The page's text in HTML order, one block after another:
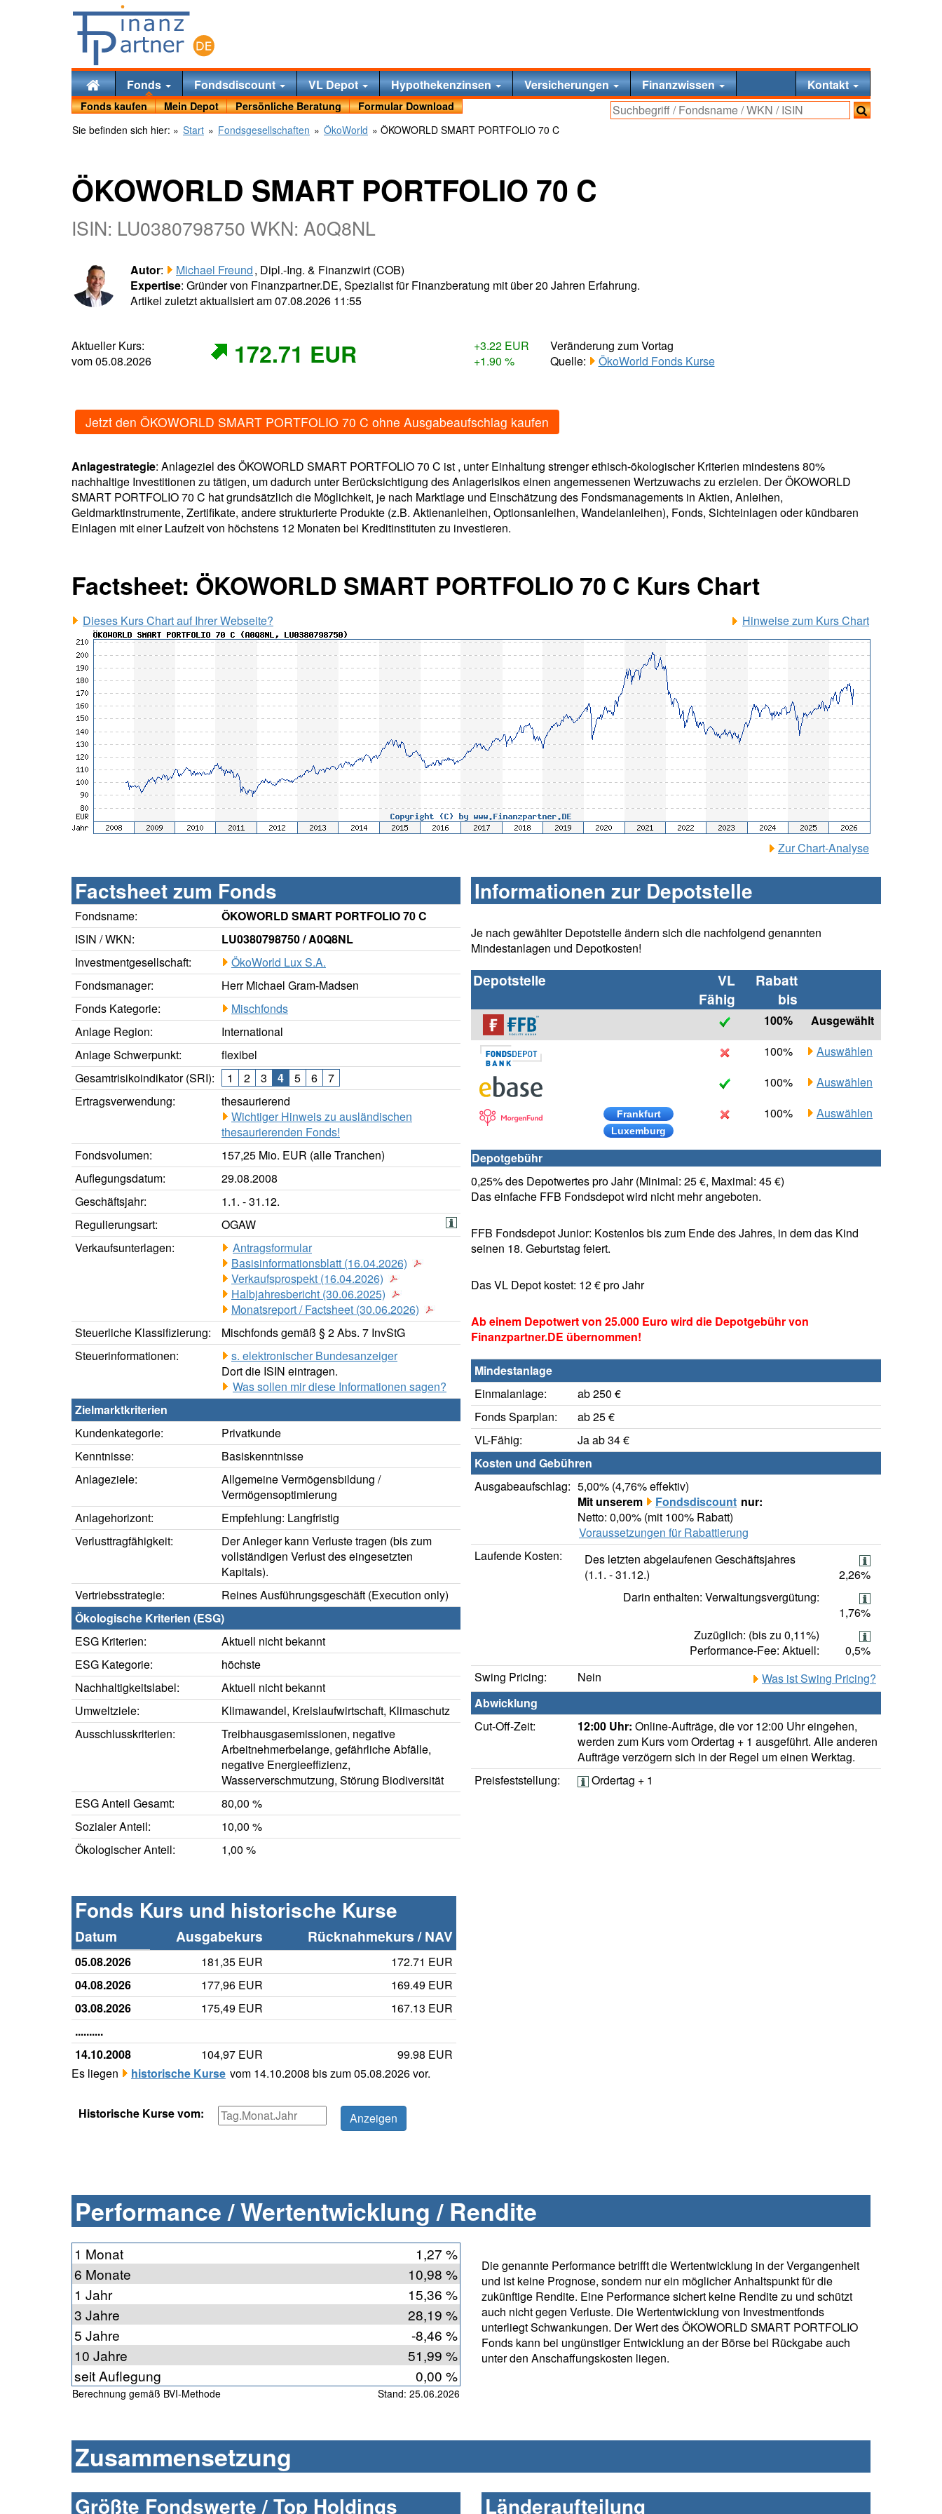
Fonds Fondsdiscount VL Depot Hypothekenzinsen Versicherungen Finanzwissen Kontakt
Fonds kaufen Mein Depot Persönliche Beratung
Formular Download
Sie befinden sich hier: » Start » Fondsgesellschaften » ÖkoWorld » ÖKOWORLD SMART PORTFOLIO 70 C
ÖKOWORLD SMART PORTFOLIO 70 C
ISIN: LU0380798750 WKN: A0Q8NL
Autor: Michael Freund, Dipl.-Ing. & Finanzwirt (COB)
Expertise: Gründer von Finanzpartner.DE, Spezialist für Finanzberatung mit über 20 Jahren Erfahrung.
Artikel zuletzt aktualisiert am 07.08.2026 11:55
Aktueller Kurs:
vom 05.08.2026
172.71 EUR
+3.22 EUR
+1.90 %
Veränderung zum Vortag
Quelle:
ÖkoWorld Fonds Kurse
Jetzt den ÖKOWORLD SMART PORTFOLIO 70 C ohne Ausgabeaufschlag kaufen
Anlagestrategie: Anlageziel des ÖKOWORLD SMART PORTFOLIO 70 C ist , unter Einhaltung strenger ethisch-ökologischer Kriterien mindestens 80%
nachhaltige Investitionen zu tätigen, um dadurch unter Berücksichtigung des Anlagerisikos einen angemessenen Wertzuwachs zu erzielen. Der ÖKOWORLD
SMART PORTFOLIO 70 C hat grundsätzlich die Möglichkeit, je nach Marktlage und Einschätzung des Fondsmanagements in Aktien, Anleihen,
Geldmarktinstrumente, Zertifikate, andere strukturierte Produkte (z.B. Aktienanleihen, Optionsanleihen, Wandelanleihen), Fonds, Sichteinlagen oder kündbaren
Einlagen mit einer Laufzeit von höchstens 12 Monaten bei Kreditinstituten zu investieren.
Factsheet: ÖKOWORLD SMART PORTFOLIO 70 C Kurs Chart
Dieses Kurs Chart auf Ihrer Webseite? Hinweise zum Kurs Chart
Zur Chart-Analyse
Factsheet zum Fonds
Fondsname:
ÖKOWORLD SMART PORTFOLIO 70 C
ISIN / WKN:
LU0380798750 / A0Q8NL
Investmentgesellschaft:
ÖkoWorld Lux S.A.
Fondsmanager:
Herr Michael Gram-Madsen
Fonds Kategorie:
Mischfonds
Anlage Region:
International
Anlage Schwerpunkt:
flexibel
Gesamtrisikoindikator (SRI):
1 2 3 4 5 6
7
Ertragsverwendung:
thesaurierend
Wichtiger Hinweis zu ausländischen
thesaurierenden Fonds!
Fondsvolumen:
157,25 Mio. EUR (alle Tranchen)
Auflegungsdatum:
29.08.2008
Geschäftsjahr:
1.1. - 31.12.
Regulierungsart:
OGAW
Verkaufsunterlagen:
Antragsformular
Basisinformationsblatt (16.04.2026)
Verkaufsprospekt (16.04.2026)
Halbjahresbericht (30.06.2025)
Monatsreport / Factsheet (30.06.2026)
Steuerliche Klassifizierung:
Mischfonds gemäß § 2 Abs. 7 InvStG
Steuerinformationen:
s. elektronischer Bundesanzeiger
Dort die ISIN eintragen.
Was sollen mir diese Informationen sagen?
Zielmarktkriterien
Kundenkategorie:
Privatkunde
Kenntnisse:
Basiskenntnisse
Anlageziele:
Allgemeine Vermögensbildung /
Vermögensoptimierung
Anlagehorizont:
Empfehlung: Langfristig
Verlusttragfähigkeit:
Der Anleger kann Verluste tragen (bis zum
vollständigen Verlust des eingesetzten
Kapitals).
Vertriebsstrategie:
Reines Ausführungsgeschäft (Execution only)
Ökologische Kriterien (ESG)
ESG Kriterien:
Aktuell nicht bekannt
ESG Kategorie:
höchste
Nachhaltigkeitslabel:
Aktuell nicht bekannt
Umweltziele:
Klimawandel, Kreislaufwirtschaft, Klimaschutz
Ausschlusskriterien:
Treibhausgasemissionen, negative
Arbeitnehmerbelange, gefährliche Abfälle,
negative Energieeffizienz,
Wasserverschmutzung, Störung Biodiversität
ESG Anteil Gesamt:
80,00 %
Sozialer Anteil:
10,00 %
Ökologischer Anteil:
1,00 %
Fonds Kurs und historische Kurse
Datum Ausgabekurs Rücknahmekurs / NAV
05.08.2026 181,35 EUR
172.71 EUR
04.08.2026
177,96 EUR
169.49 EUR
03.08.2026
175,49 EUR
167.13 EUR
..........
14.10.2008
104,97 EUR
99.98 EUR
Es liegen
historische Kurse vom 14.10.2008 bis zum 05.08.2026 vor.
Historische Kurse vom:
Informationen zur Depotstelle
Je nach gewählter Depotstelle ändern sich die nachfolgend genannten
Mindestanlagen und Depotkosten!
Depotstelle
VL
Fähig
Rabatt
bis
100%
Ausgewählt
100%
Auswählen
100%
Auswählen
Frankfurt
Luxemburg
100% Auswählen
Depotgebühr
0,25% des Depotwertes pro Jahr (Minimal: 25 €, Maximal: 45 €)
Das einfache FFB Fondsdepot wird nicht mehr angeboten.
FFB Fondsdepot Junior: Kostenlos bis zum Ende des Jahres, in dem das Kind
seinen 18. Geburtstag feiert.
Das VL Depot kostet: 12 € pro Jahr
Ab einem Depotwert von 25.000 Euro wird die Depotgebühr von
Finanzpartner.DE übernommen!
Mindestanlage
Einmalanlage:
ab 250 €
Fonds Sparplan:
ab 25 €
VL-Fähig:
Ja ab 34 €
Kosten und Gebühren
Ausgabeaufschlag: 5,00% (4,76% effektiv)
Mit unserem
Fondsdiscount nur:
Netto: 0,00% (mit 100% Rabatt)
Voraussetzungen für Rabattierung
Laufende Kosten:
Des letzten abgelaufenen Geschäftsjahres
(1.1. - 31.12.)
2,26%
Darin enthalten: Verwaltungsvergütung:
1,76%
Zuzüglich: (bis zu 0,11%)
Performance-Fee: Aktuell:
0,5%
Swing Pricing:
Nein
Was ist Swing Pricing?
Abwicklung
Cut-Off-Zeit:
12:00 Uhr: Online-Aufträge, die vor 12:00 Uhr eingehen,
werden zum Kurs vom Ordertag + 1 ausgeführt. Alle anderen
Aufträge verzögern sich in der Regel um einen Werktag.
Preisfeststellung:
Ordertag + 1
Performance / Wertentwicklung / Rendite
1 Monat
1,27 %
6 Monate
10,98 %
1 Jahr
15,36 %
3 Jahre
28,19 %
5 Jahre
-8,46 %
10 Jahre
51,99 %
seit Auflegung
0,00 %
Berechnung gemäß BVI-Methode Stand: 25.06.2026
Die genannte Performance betrifft die Wertentwicklung in der Vergangenheit
und ist keine Prognose, sondern nur ein möglicher Anhaltspunkt für die
zukünftige Rendite. Eine Performance sichert keine Rendite zu und schützt
auch nicht gegen Verluste. Die Wertentwicklung von Investmentfonds
unterliegt Schwankungen. Der Wert des ÖKOWORLD SMART PORTFOLIO
Fonds kann bei ungünstiger Entwicklung an der Börse bei Rückgabe auch
unter den Anschaffungskosten liegen.
Zusammensetzung
Größte Fondswerte / Top Holdings Länderaufteilung